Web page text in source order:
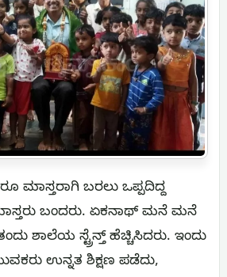
ಮಾಸ್ತರಾಗಿ ಬರಲು ಒಪ್ಪದಿದ್ದ
ಬಂದರು. ಏಕನಾಥ್ ಮನೆ ಮನೆ
ಶಾಲೆಯ ಸ್ಟ್ರೆನ್ತ್ ಹೆಚ್ಚಿಸಿದರು. ಇಂದು
ಉನ್ನತ ಶಿಕ್ಷಣ ಪಡೆದು,